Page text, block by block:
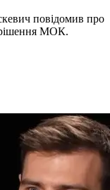
повідомив про
рішення МОК.